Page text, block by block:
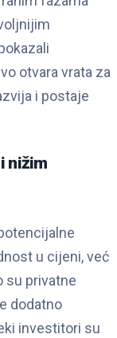
otvara vrata za
i postaje
nižim
u cijeni, već
su privatne
dodatno
investitori su